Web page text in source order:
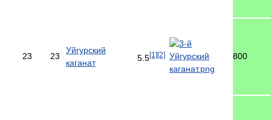
23 23
Уйгурский
каганат
5.5[1][2] 800